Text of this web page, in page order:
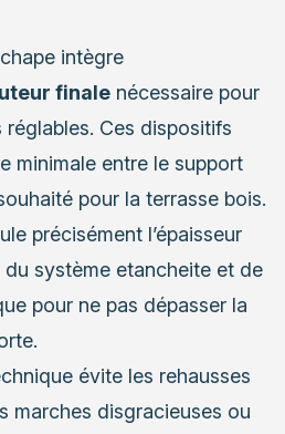
intègre
finale nécessaire pour
réglables. Ces dispositifs
minimale entre le support
pour la terrasse bois.
précisément l’épaisseur
système etancheite et de
pour ne pas dépasser la
évite les rehausses
marches disgracieuses ou